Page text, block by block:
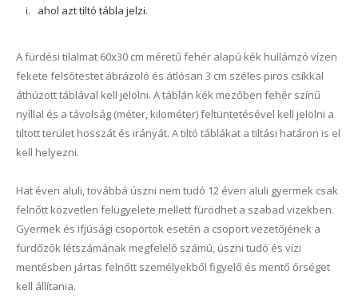
ahol azt tiltó tábla jelzi.
A fürdési tilalmat 60x30 cm méretű fehér alapú kék hullámzó vízen
fekete felsőtestet ábrázoló és átlósan 3 cm széles piros csíkkal
áthúzott táblával kell jelölni. A táblán kék mezőben fehér színű
nyíllal és a távolság (méter, kilométer) feltüntetésével kell jelölni a
tiltott terület hosszát és irányát. A tiltó táblákat a tiltási határon is el
kell helyezni.
Hat éven aluli, továbbá úszni nem tudó 12 éven aluli gyermek csak
felnőtt közvetlen felügyelete mellett fürödhet a szabad vizekben.
Gyermek és ifjúsági csoportok esetén a csoport vezetőjének a
fürdőzők létszámának megfelelő számú, úszni tudó és vízi
mentésben jártas felnőtt személyekből figyelő és mentő őrséget
kell állítania.